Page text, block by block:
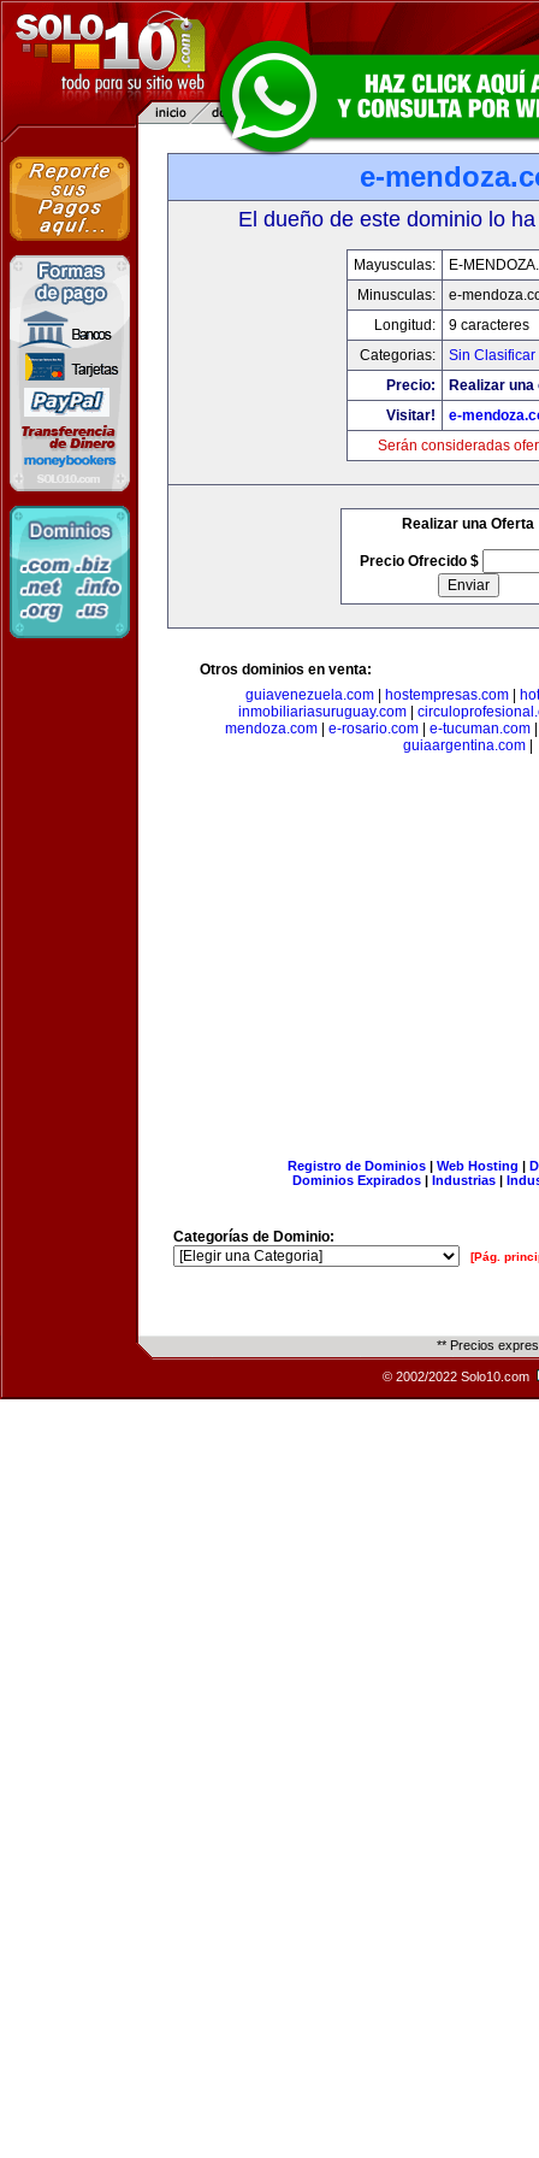
e-
El dueño de este dominio lo
Mayusculas:
E-
Minusculas:
e-
Longitud:
9 caracteres
Categorias:
Sin Clasificar
Precio:
Realizar
Visitar!
e-
Serán consideradas
Realizar una Oferta
Precio Ofrecido $
Otros dominios en venta:
guiavenezuela.com| hostempresas.com|
inmobiliariasuruguay.com|
mendoza.com
e-rosario.com e-tucuman.com
guiaargentina.com
Registro de Dominios| Web Hosting |
Dominios Expirados | Industrias |
Categorías de Dominio:
[Pág.
** Precios
© 2002/2022 Solo10.com